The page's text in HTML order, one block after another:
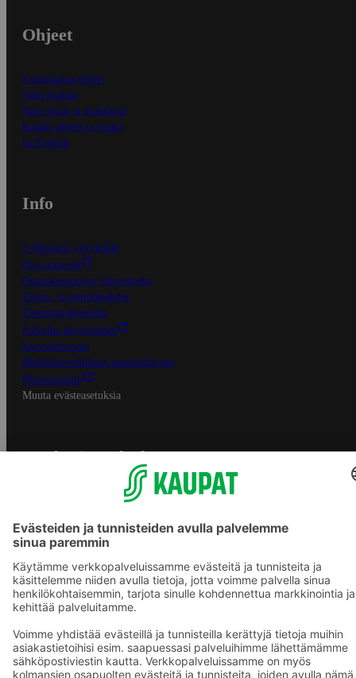
Ohjeet
Ensitilaajan ohjeet
Näin maksat
Näin tilaat ja muokkaat
Kaikki ohjeet ja vinkit
In English
Info
S-Business yrityksille
Oiva-raportit
Osuuskauppojen yhteystiedot
Tilaus- ja toimitusehdot
Tietosuojakäytäntö
Palvelun käyttöehdot
Saavutettavuus
Mobiilisovelluksen saavutettavuus
Mainostajalle
Muuta evästeasetuksia
S-ryhmän palvelut
Yhteishyvä Ruoka -sovellus
Prisma.fi
Sokos.fi
S-Pankki
Sokos Hotels
Raflaamo